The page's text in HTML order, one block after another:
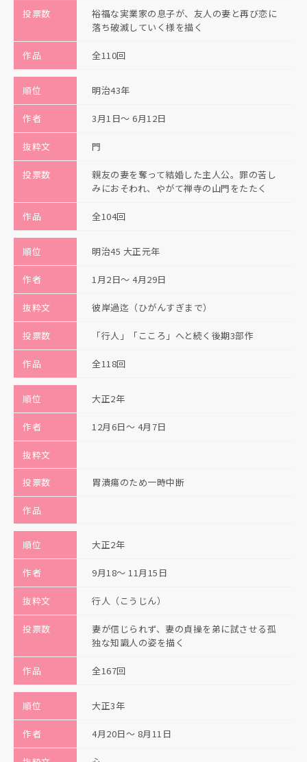
投票数
裕福な実業家の息子が、友人の妻と再び恋に
落ち破滅していく様を描く
作品 全110回
順位 明治43年
作者 3月1日〜 6月12日
抜粋文 門
投票数
親友の妻を奪って結婚した主人公。罪の苦し
みにおそわれ、やがて禅寺の山門をたたく
作品 全104回
順位 明治45 大正元年
作者 1月2日〜 4月29日
抜粋文 彼岸過迄（ひがんすぎまで）
投票数 「行人」「こころ」へと続く後期3部作
作品 全118回
順位 大正2年
作者 12月6日〜 4月7日
抜粋文
投票数 胃潰瘍のため一時中断
作品
順位 大正2年
作者 9月18〜 11月15日
抜粋文 行人（こうじん）
投票数
妻が信じられず、妻の貞操を弟に試させる孤
独な知識人の姿を描く
作品 全167回
順位 大正3年
作者 4月20日〜 8月11日